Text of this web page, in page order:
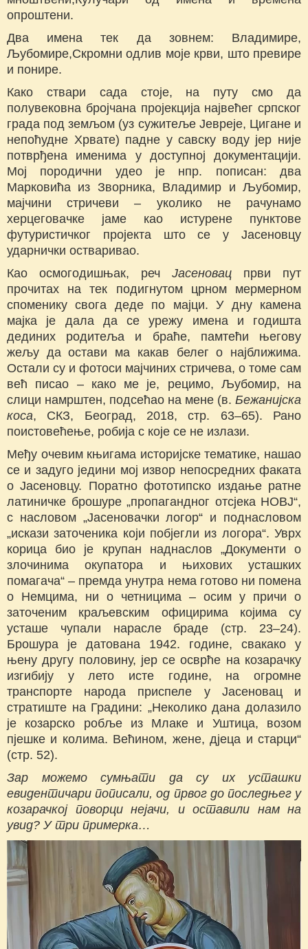
опроштени.
Два имена тек да зовнем: Владимире,
Љубомире,Скромни одлив моје крви, што превире
и понире.
Како ствари сада стоје, на путу смо да
полувековна бројчана пројекција највећег српског
града под земљом (уз сужитеље Јевреје, Цигане и
непоћудне Хрвате) падне у савску воду јер није
потврђена именима у доступној документацији.
Мој породични удео је нпр. пописан: два
Марковића из Зворника, Владимир и Љубомир,
мајчини стричеви – уколико не рачунамо
херцеговачке јаме као истурене пунктове
футуристичког пројекта што се у Јасеновцу
ударнички остваривао.
Као осмогодишњак, реч Јасеновац први пут
прочитах на тек подигнутом црном мермерном
споменику свога деде по мајци. У дну камена
мајка је дала да се урежу имена и годишта
дединих родитеља и браће, памтећи његову
жељу да остави ма какав белег о најближима.
Остали су и фотоси мајчиних стричева, о томе сам
већ писао – како ме је, рецимо, Љубомир, на
слици намрштен, подсећао на мене (в. Бежанијска
коса, СКЗ, Београд, 2018, стр. 63–65). Рано
поистовећење, робија с које се не излази.
Међу очевим књигама историјске тематике, нашао
се и задуго једини мој извор непосредних факата
о Јасеновцу. Поратно фототипско издање ратне
латиничке брошуре „пропагандног отсјека НОВЈ“,
с насловом „Јасеновачки логор“ и поднасловом
„искази заточеника који побјегли из логора“. Уврх
корица био је крупан наднаслов „Документи о
злочинима окупатора и њихових усташких
помагача“ – премда унутра нема готово ни помена
о Немцима, ни о четницима – осим у причи о
заточеним краљевским официрима којима су
усташе чупали нарасле браде (стр. 23–24).
Брошура је датована 1942. године, свакако у
њену другу половину, јер се осврће на козарачку
изгибију у лето исте године, на огромне
транспорте народа приспеле у Јасеновац и
стратиште на Градини: „Неколико дана долазило
је козарско робље из Млаке и Уштица, возом
пјешке и колима. Већином, жене, дјеца и старци“
(стр. 52).
Зар можемо сумњати да су их усташки
евидентичари пописали, од првог до последњег у
козарачкој поворци нејачи, и оставили нам на
увид? У три примерка…